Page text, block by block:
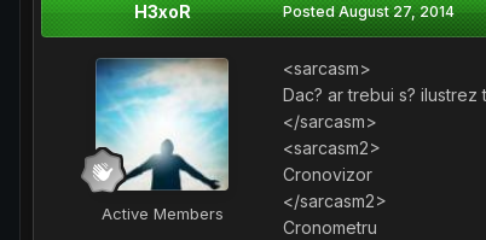
H3xoR
Active Members
PostedAugust 27, 2014
<sarcasm>
Dac? ar trebui s?
</sarcasm>
<sarcasm2>
Cronovizor
</sarcasm2>
Cronometru